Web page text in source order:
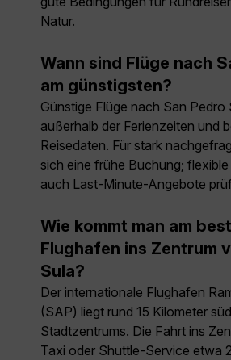
Natur.
Wann sind Flüge nach
am günstigsten?
Günstige Flüge nach San Pedro
außerhalb der Ferienzeiten und
Reisedaten. Für stark
sich eine frühe Buchung;
auch Last-Minute-Angebote
Wie kommt man am
Flughafen ins Zentrum
Sula?
Der internationale Flughafen
(SAP) liegt rund 15 Kilometer
Stadtzentrums. Die Fahrt ins
Taxi oder Shuttle-Service etwa